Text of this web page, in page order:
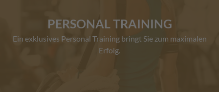
PERSONAL TRAINING
Ein exklusives Personal Training bringt Sie zum maximalen
Erfolg.